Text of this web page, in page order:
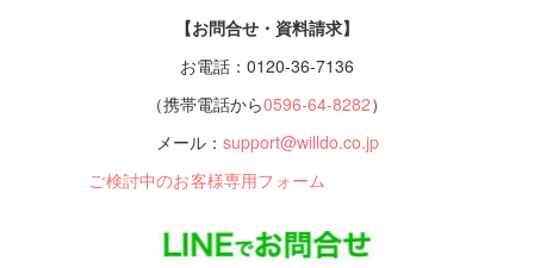
【お問合せ・資料請求】
お電話：0120-36-7136
（携帯電話から0596-64-8282）
メール： support@willdo.co.jp
ご検討中のお客様専用フォーム